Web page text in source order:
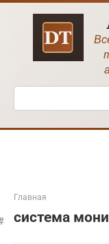
Перейти
Поиск:
Главная
система